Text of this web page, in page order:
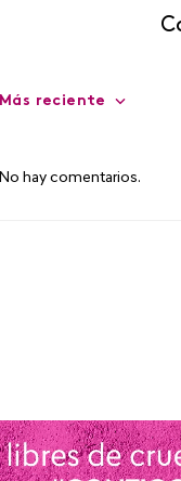
Más reciente
No hay comentarios.